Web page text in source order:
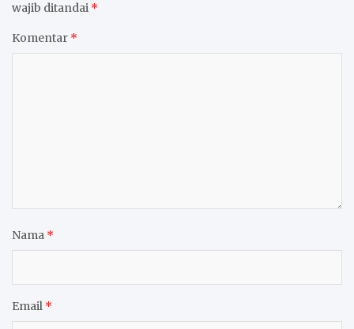
wajib ditandai *
Komentar *
Nama *
Email *